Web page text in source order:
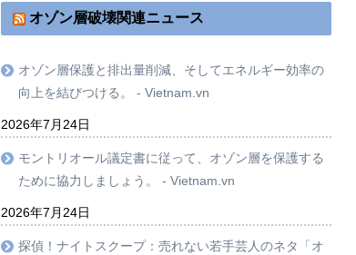
オゾン層破壊関連ニュース
オゾン層保護と排出量削減、そしてエネルギー効率の
向上を結びつける。 - Vietnam.vn
2026年7月24日
モントリオール議定書に従って、オゾン層を保護する
ために協力しましょう。 - Vietnam.vn
2026年7月24日
探偵！ナイトスクープ：売れない若手芸人のネタ「オ